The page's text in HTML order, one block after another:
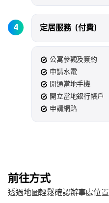
4 定居服務（付費）
公寓參觀及簽約
申請水電
開通當地手機
開立當地銀行帳戶
申請網路
前往方式
透過地圖輕鬆確認辦事處位置